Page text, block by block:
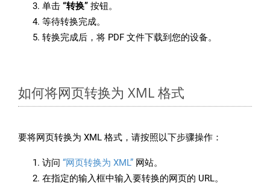
单击 “转换” 按钮。
等待转换完成。
转换完成后，将 PDF 文件下载到您的设备。
如何将网页转换为 XML 格式
要将网页转换为 XML 格式，请按照以下步骤操作：
访问 “网页转换为 XML” 网站。
在指定的输入框中输入要转换的网页的 URL。